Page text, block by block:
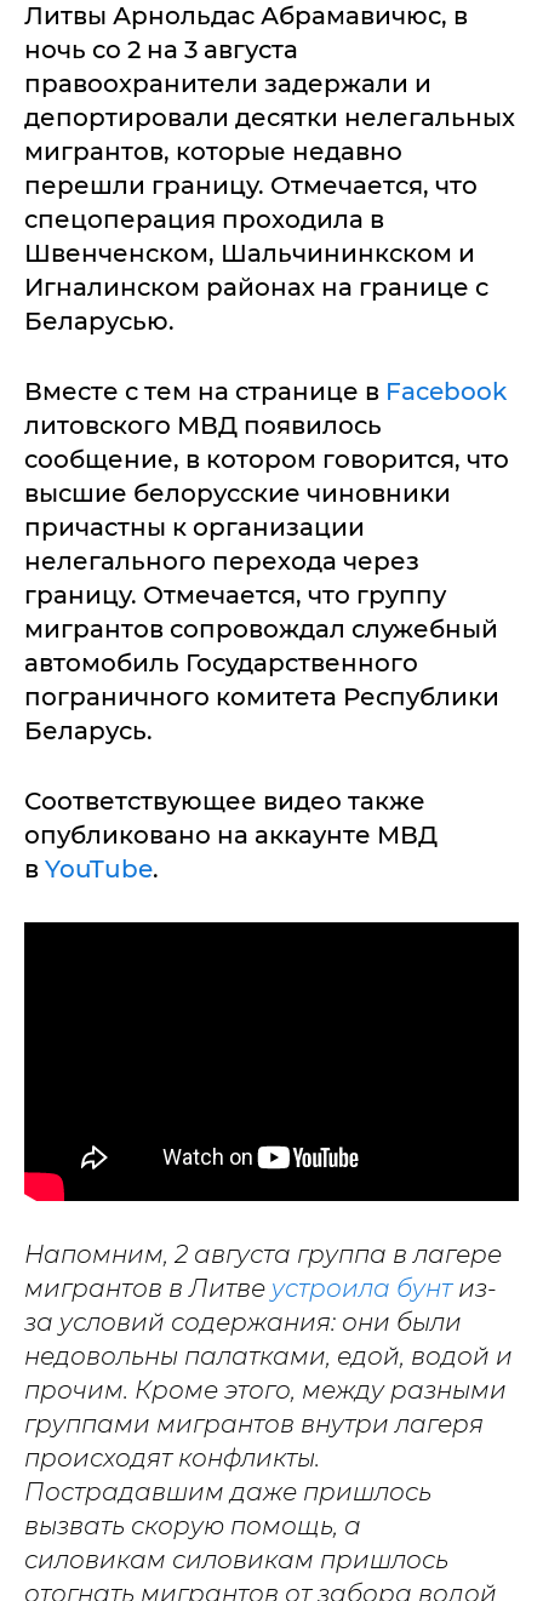
Литвы Арнольдас Абрамавичюс, в
ночь со 2 на 3 августа
правоохранители задержали и
депортировали десятки нелегальных
мигрантов, которые недавно
перешли границу. Отмечается, что
спецоперация проходила в
Швенченском, Шальчининкском и
Игналинском районах на границе с
Беларусью.
Вместе с тем на странице в Facebook
литовского МВД появилось
сообщение, в котором говорится, что
высшие белорусские чиновники
причастны к организации
нелегального перехода через
границу. Отмечается, что группу
мигрантов сопровождал служебный
автомобиль Государственного
пограничного комитета Республики
Беларусь.
Соответствующее видео также
опубликовано на аккаунте МВД
в YouTube.
Напомним, 2 августа группа в лагере
мигрантов в Литве устроила бунт из-
за условий содержания: они были
недовольны палатками, едой, водой и
прочим. Кроме этого, между разными
группами мигрантов внутри лагеря
происходят конфликты.
Пострадавшим даже пришлось
вызвать скорую помощь, а
силовикам силовикам пришлось
отогнать мигрантов от забора водой